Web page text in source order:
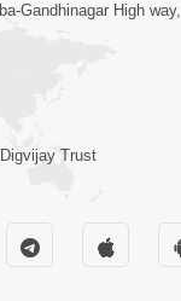
Gandhinagar High way,
Trust